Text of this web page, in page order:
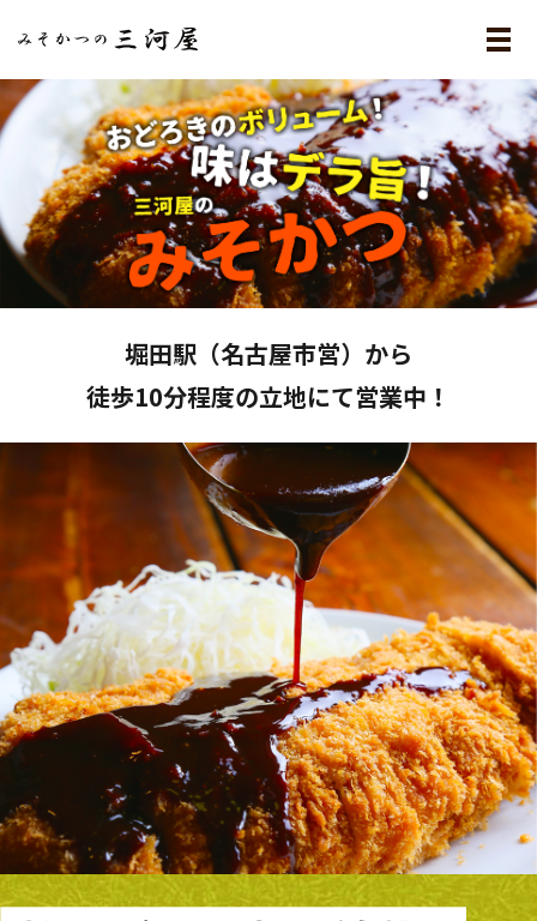
メ
堀田駅（名古屋市営）から
徒歩10分程度の立地にて営業中！